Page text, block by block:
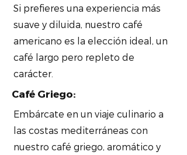
Si prefieres una experiencia más
suave y diluida, nuestro café
americano es la elección ideal, un
café largo pero repleto de
carácter.
Café Griego:
Embárcate en un viaje culinario a
las costas mediterráneas con
nuestro café griego, aromático y